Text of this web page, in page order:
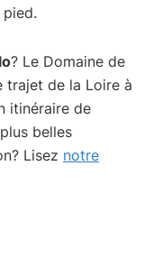
? Le Domaine de
trajet de la Loire à
itinéraire de
belles
Lisez notre